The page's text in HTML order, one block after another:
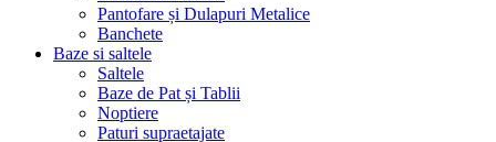
Pantofare și Dulapuri Metalice
Banchete
Baze si saltele
Saltele
Baze de Pat și Tablii
Noptiere
Paturi supraetajate